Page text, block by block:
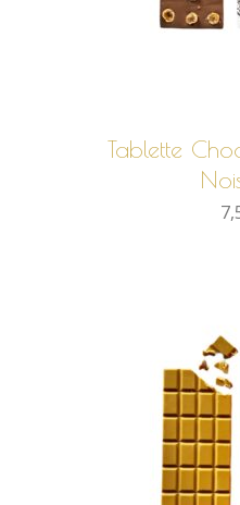
Tablette